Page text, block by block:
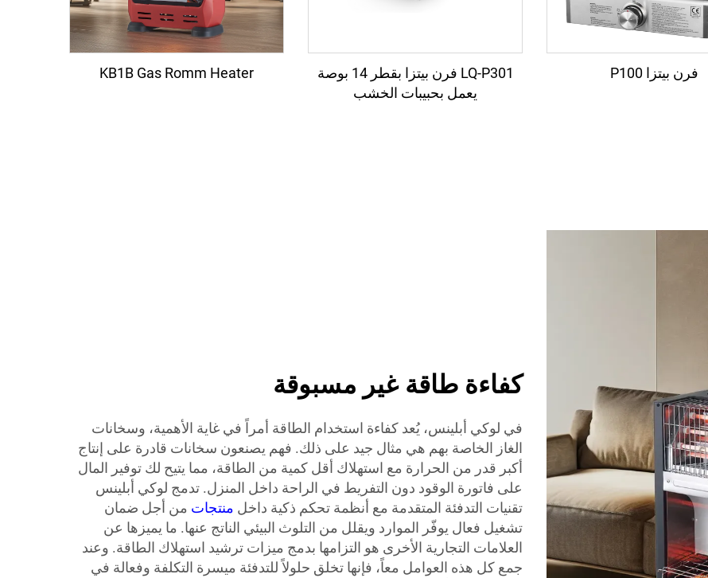
فرن بيتزا P100
LQ-P301 فرن بيتزا بقطر 14 بوصة
يعمل بحبيبات الخشب
KB1B Gas Romm Heater
كفاءة طاقة غير مسبوقة
في لوكي أبلينس، يُعد كفاءة استخدام الطاقة أمراً في غاية الأهمية، وسخانات
الغاز الخاصة بهم هي مثال جيد على ذلك. فهم يصنعون سخانات قادرة على إنتاج
أكبر قدر من الحرارة مع استهلاك أقل كمية من الطاقة، مما يتيح لك توفير المال
على فاتورة الوقود دون التفريط في الراحة داخل المنزل. تدمج لوكي أبلينس
تقنيات التدفئة المتقدمة مع أنظمة تحكم ذكية داخل منتجات من أجل ضمان
تشغيل فعال يوفّر الموارد ويقلل من التلوث البيئي الناتج عنها. ما يميزها عن
العلامات التجارية الأخرى هو التزامها بدمج ميزات ترشيد استهلاك الطاقة. وعند
جمع كل هذه العوامل معاً، فإنها تخلق حلولاً للتدفئة ميسرة التكلفة وفعالة في